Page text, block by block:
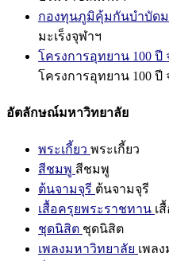
กองทุนภูมิคุ้มกันบำบัดม
มะเร็งจุฬาฯ
โครงการอุทยาน 100
โครงการอุทยาน 100
อัตลักษณ์มหาวิทยาลัย
พระเกี้ยว พระเกี้ยว
สีชมพู สีชมพู
ต้นจามจุรี ต้นจามจุรี
เสื้อครุยพระราชทาน เ
ชุดนิสิต ชุดนิสิต
เพลงมหาวิทยาลัย เพล